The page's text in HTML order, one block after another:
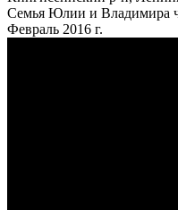
Семья Юлии и Владимира
Февраль 2016 г.